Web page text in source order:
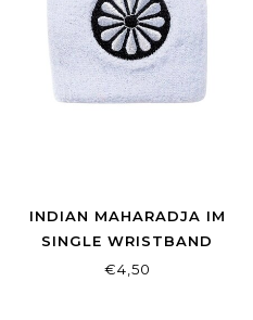
INDIAN MAHARADJA IM
SINGLE WRISTBAND
WHITE
€4,50